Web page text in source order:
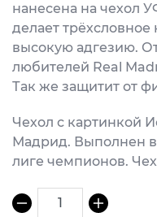
нанесена на чехол
делает
высокую адгезию.
любителей Real
Так же защитит от
Чехол с картинкой
Мадрид. Выполнен
лиге чемпионов.
1